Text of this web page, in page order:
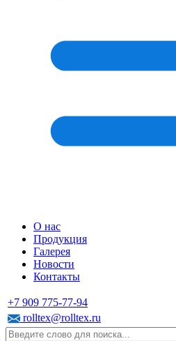
О нас
Продукция
Галерея
Новости
Контакты
+7 909 775-77-94
rolltex@rolltex.ru